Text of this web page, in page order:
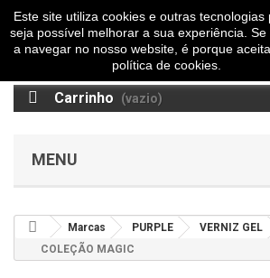
Carrinho (vazio)
MENU
Marcas PURPLE VERNIZ GEL
COLEÇÃO MAGIC
Este site utiliza cookies e outras tecnologias
seja possível melhorar a sua experiência. Se
a navegar no nosso website, é porque
política de cookies.